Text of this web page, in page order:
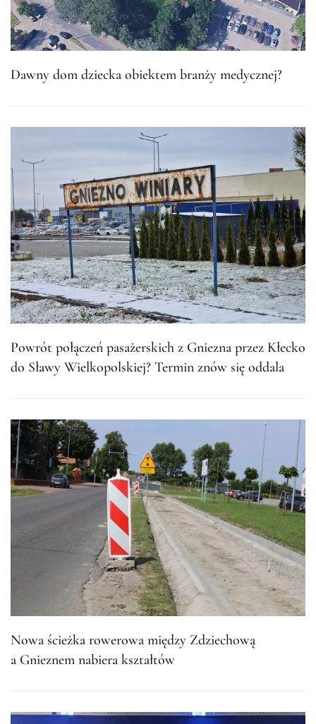
Dawny dom dziecka obiektem branży medycznej?
Powrót połączeń pasażerskich z Gniezna przez Kłecko
do Sławy Wielkopolskiej? Termin znów się oddala
Nowa ścieżka rowerowa między Zdziechową
a Gnieznem nabiera kształtów